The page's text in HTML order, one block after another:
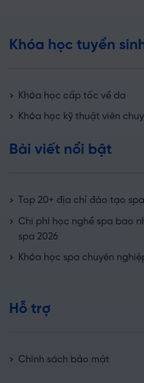
Khóa học tuyển
Khóa học cấp tốc về da
Khóa học kỹ thuật viên
Bài viết nổi bật
Top 20+ địa chỉ đào tạo
Chi phí học nghề spa bao
spa 2026
Khóa học spa chuyên
Hỗ trợ
Chính sách bảo mật